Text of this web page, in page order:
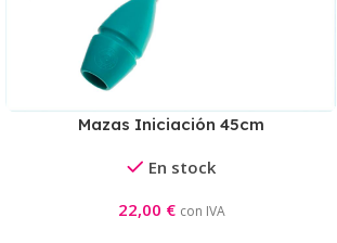
Mazas Iniciación 45cm
En stock
22,00 € con IVA